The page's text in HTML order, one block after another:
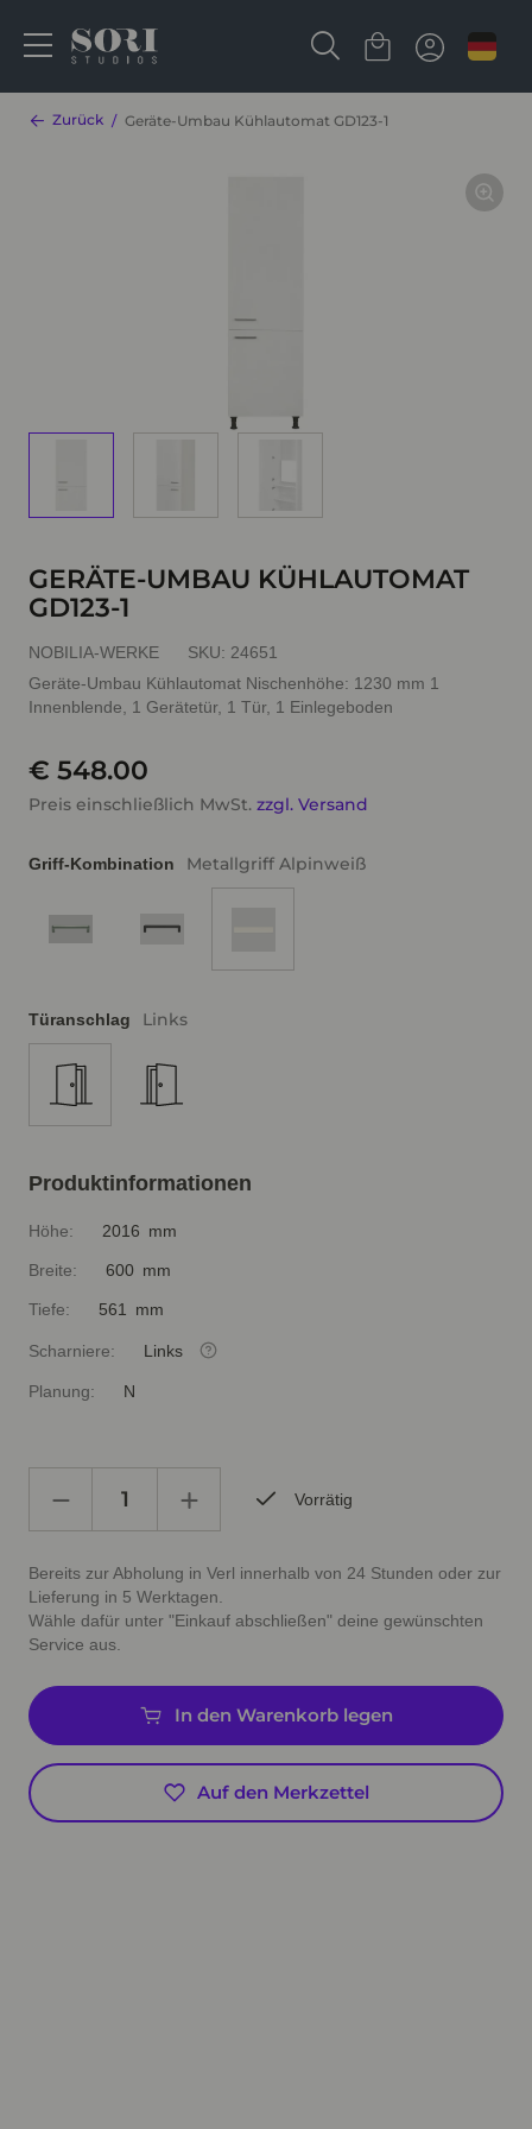
Zurück Geräte-Umbau Kühlautomat GD123-1
GERÄTE-UMBAU KÜHLAUTOMAT
GD123-1
NOBILIA-WERKE SKU: 24651
Geräte-Umbau Kühlautomat Nischenhöhe: 1230 mm 1
Innenblende, 1 Gerätetür, 1 Tür, 1 Einlegeboden
€ 548.00
Preis einschließlich MwSt. zzgl. Versand
Griff-Kombination Metallgriff Alpinweiß
Türanschlag Links
Produktinformationen
Höhe: 2016 mm
Breite: 600 mm
Tiefe: 561 mm
Scharniere: Links
Planung: N
Vorrätig
Bereits zur Abholung in Verl innerhalb von 24 Stunden oder zur
Lieferung in 5 Werktagen.
Wähle dafür unter "Einkauf abschließen" deine gewünschten
Service aus.
In den Warenkorb legen
Auf den Merkzettel